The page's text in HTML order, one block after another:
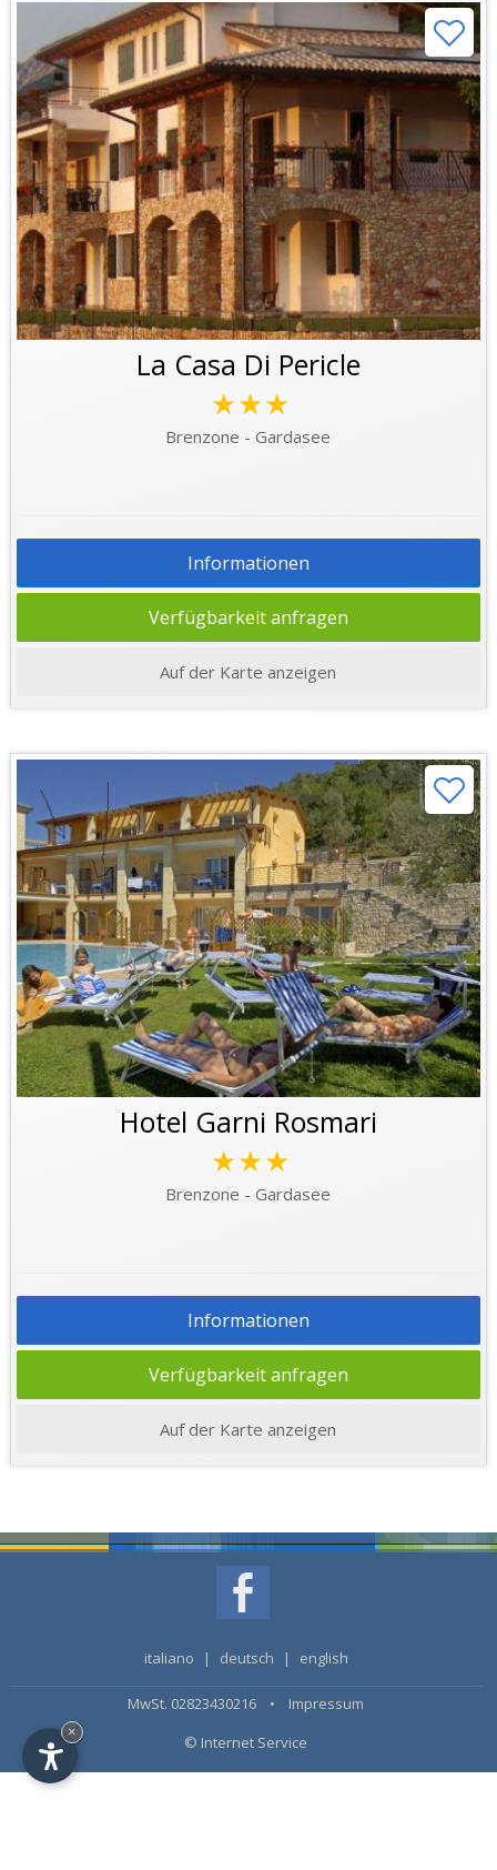
La Casa Di Pericle
★★★
Brenzone - Gardasee
Informationen
Verfügbarkeit anfragen
Auf der Karte anzeigen
Hotel Garni Rosmari
★★★
Brenzone - Gardasee
Informationen
Verfügbarkeit anfragen
Auf der Karte anzeigen
italiano | deutsch | english
MwSt. 02823430216 • Impressum
© Internet Service
×